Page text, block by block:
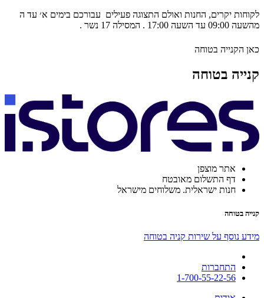
לקוחות יקרים, החנות ואולם התצוגה פעילים עבורכם בימים א׳ עד ה
מהשעה 09:00 עד השעה 17:00 . המסילה 17 נשר .
כאן הקנייה בטוחה
קנייה בטוחה
אתר מוצפן
דף התשלום מאובטח
חנות ישראלית. משלוחים מישראל
קנייה בטוחה
מידע נוסף על שירות קניה בטוחה
התחברות
1-700-55-22-56